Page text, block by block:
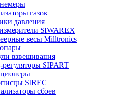
газов
давления
SIWAREX
весы Milltronics
взвешивания
SIPART
SIREC
сбоев